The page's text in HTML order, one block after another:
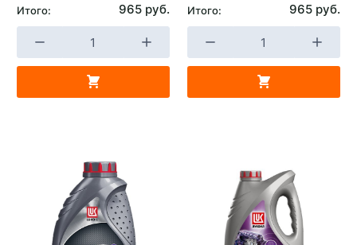
Итого: 965 руб. Итого: 965 руб.